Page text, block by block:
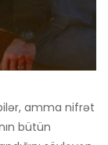
amma nifrət
bütün